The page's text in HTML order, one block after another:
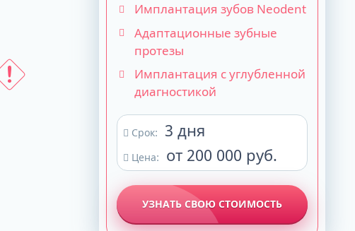
Имплантация зубов Neodent
Адаптационные зубные
протезы
Имплантация с углубленной
диагностикой
Срок: 3 дня
Цена: от 200 000 руб.
УЗНАТЬ СВОЮ СТОИМОСТЬ